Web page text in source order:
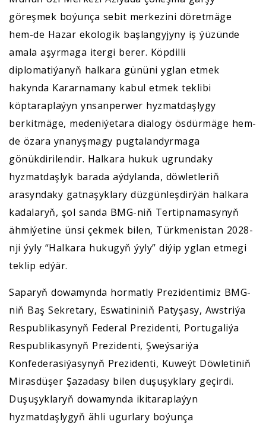
göreşmek boýunça sebit merkezini döretmäge
hem-de Hazar ekologik başlangyjyny iş ýüzünde
amala aşyrmaga itergi berer. Köpdilli
diplomatiýanyň halkara gününi yglan etmek
hakynda Kararnamany kabul etmek teklibi
köptaraplaýyn ynsanperwer hyzmatdaşlygy
berkitmäge, medeniýetara dialogy ösdürmäge hem-
de özara ynanyşmagy pugtalandyrmaga
gönükdirilendir. Halkara hukuk ugrundaky
hyzmatdaşlyk barada aýdylanda, döwletleriň
arasyndaky gatnaşyklary düzgünleşdirýän halkara
kadalaryň, şol sanda BMG-niň Tertipnamasynyň
ähmiýetine ünsi çekmek bilen, Türkmenistan 2028-
nji ýyly “Halkara hukugyň ýyly” diýip yglan etmegi
teklip edýär.
Saparyň dowamynda hormatly Prezidentimiz BMG-
niň Baş Sekretary, Eswatininiň Patyşasy, Awstriýa
Respublikasynyň Federal Prezidenti, Portugaliýa
Respublikasynyň Prezidenti, Şweýsariýa
Konfederasiýasynyň Prezidenti, Kuweýt Döwletiniň
Mirasdüşer Şazadasy bilen duşuşyklary geçirdi.
Duşuşyklaryň dowamynda ikitaraplaýyn
hyzmatdaşlygyň ähli ugurlary boýunça